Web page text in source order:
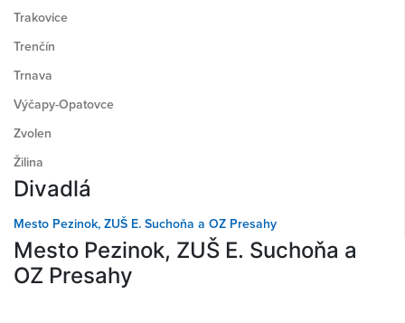
Trakovice
Trenčín
Trnava
Výčapy-Opatovce
Zvolen
Žilina
Divadlá
Mesto Pezinok, ZUŠ E. Suchoňa a OZ Presahy
Mesto Pezinok, ZUŠ E. Suchoňa a
OZ Presahy